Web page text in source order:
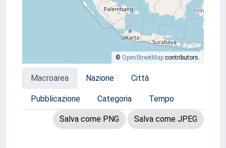
© OpenStreetMap contributors.
Macroarea Nazione Città
Pubblicazione Categoria Tempo
Salva come PNG Salva come JPEG